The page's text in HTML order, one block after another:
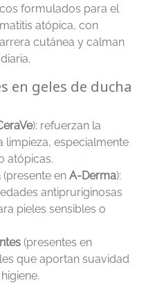
formulados para el
atópica, con
cutánea y calman
en geles de ducha
): refuerzan la
limpieza, especialmente
atópicas.
(presente en A-Derma):
antipruriginosas
pieles sensibles o
(presentes en
que aportan suavidad